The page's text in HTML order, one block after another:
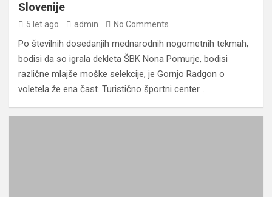
Slovenije
5 let ago admin No Comments
Po številnih dosedanjih mednarodnih nogometnih tekmah,
bodisi da so igrala dekleta ŠBK Nona Pomurje, bodisi
različne mlajše moške selekcije, je Gornjo Radgon o
voletela že ena čast. Turistično športni center…